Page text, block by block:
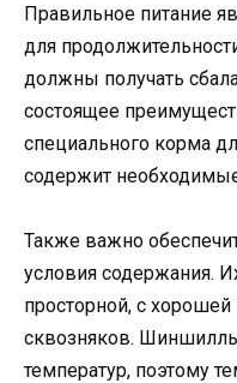
Правильное питание
для
должны получать
состоящее
специального корма
содержит
Также важно
условия содержания.
просторной, с хорошей
сквозняков.
температур, поэтому